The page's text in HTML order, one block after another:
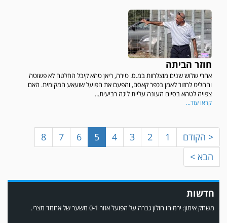
חוזר הביתה
אחרי שלוש שנים מוצלחות במ.ס. טירה, ריאן טהא קיבל החלטה לא פשוטה
והחליט לחזור לאמן בכפר קאסם, והפעם את הפועל שועאע המקומית. האם
צפויה לטהא בסיום העונה עליית ליגה רביעית...
קראו עוד...
< הקודם 1
2
3
4
5
6
7
8
הבא >
חדשות
במשחק אימון שהתקיים הבוקר יום ה' ניצחה קרית מלאכי את עירוני אשדוד 5-0.
משחק אימון: ירמיהו חולון גברה על הפועל אזור 0-1 משער של אחמד מצרי.